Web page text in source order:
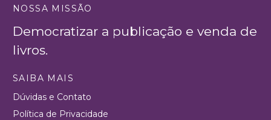
NOSSA MISSÃO
Democratizar a publicação e venda de
livros.
SAIBA MAIS
Dúvidas e Contato
Política de Privacidade